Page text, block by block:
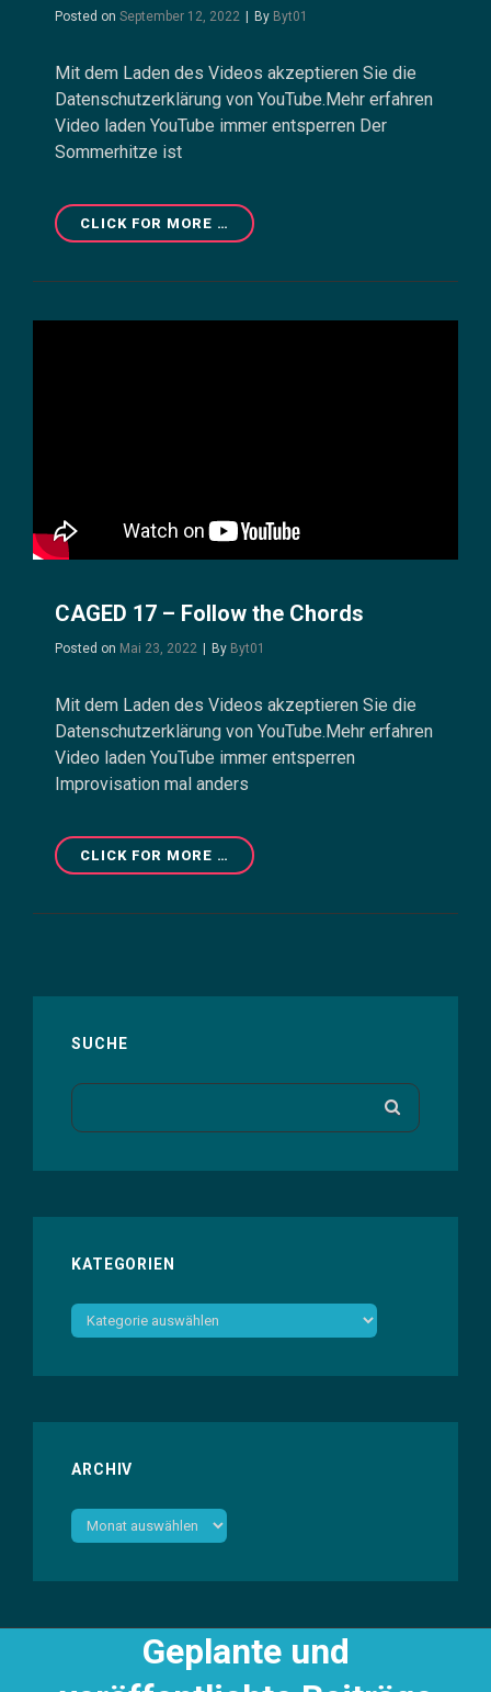
Posted on September 12, 2022 By Byline
Byt01
Mit dem Laden des Videos akzeptieren Sie die
Datenschutzerklärung von YouTube.Mehr erfahren
Video laden YouTube immer entsperren Der
Sommerhitze ist
CLICK FOR MORE … CAGED
19
CAGED 17 – Follow the Chords
Posted on Mai 23, 2022 | By Byline
Byt01
Mit dem Laden des Videos akzeptieren Sie die
Datenschutzerklärung von YouTube.Mehr erfahren
Video laden YouTube immer entsperren
Improvisation mal anders
CLICK FOR MORE … CAGED
17
SUCHE
Search
for:
KATEGORIEN
Kategorien
ARCHIV
Archiv
Geplante und